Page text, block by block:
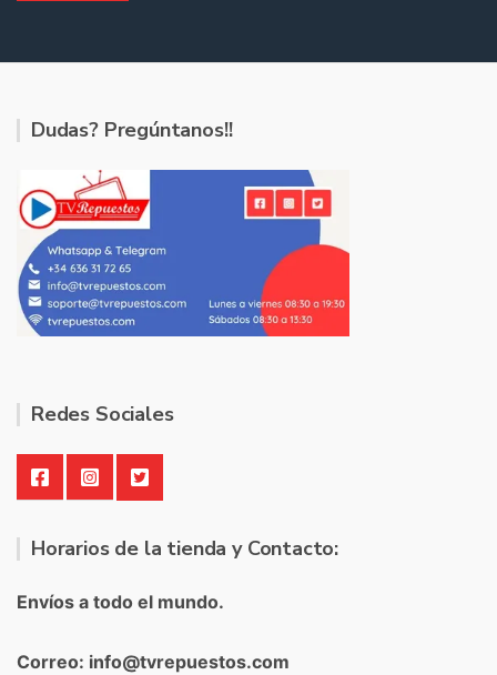
Dudas? Pregúntanos!!
Redes Sociales
Horarios de la tienda y Contacto:
Envíos a todo el mundo.
Correo: info@tvrepuestos.com